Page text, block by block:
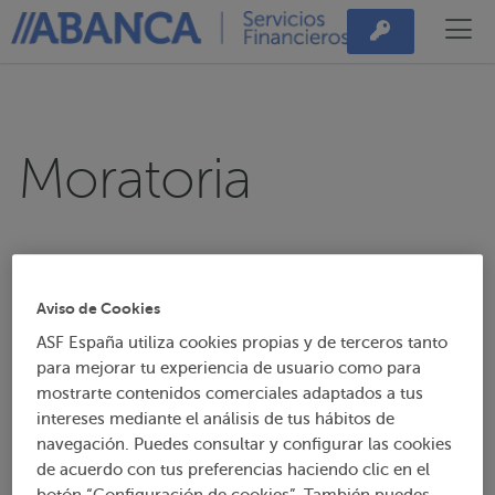
Moratoria
Envíanos tu documentación de
Hace unas semanas solicitaste un aplazamiento
sectorial y para tramitarlo te pedimos la
documentación que acreditaba tusituación de
Aviso de Cookies
ASF España utiliza cookies propias y de terceros tanto
para mejorar tu experiencia de usuario como para
mostrarte contenidos comerciales adaptados a tus
intereses mediante el análisis de tus hábitos de
navegación. Puedes consultar y configurar las cookies
de acuerdo con tus preferencias haciendo clic en el